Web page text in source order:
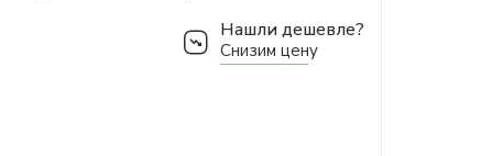
Нашли дешевле?
Снизим цену